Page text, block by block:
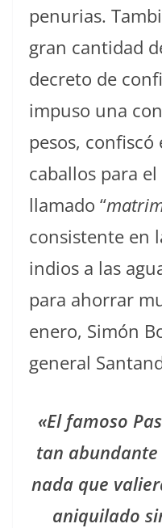
penurias.
gran cantidad
decreto de
impuso una
pesos, confiscó
caballos para
llamado “
consistente en
indios a las
para ahorrar
enero, Simón
general
«El famoso
tan
nada que
aniquilado